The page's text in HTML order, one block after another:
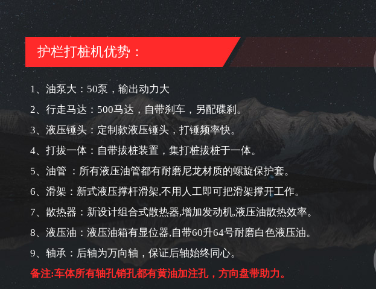
护栏打桩机优势：
1、油泵大：50泵，输出动力大
2、行走马达：500马达，自带刹车，另配碟刹。
3、液压锤头：定制款液压锤头，打锤频率快。
4、打拔一体：自带拔桩装置，集打桩拔桩于一体。
5、油管 ：所有液压油管都有耐磨尼龙材质的螺旋保护套。
6、滑架：新式液压撑杆滑架,不用人工即可把滑架撑开工作。
7、散热器：新设计组合式散热器,增加发动机,液压油散热效率。
8、液压油：液压油箱有显位器,自带60升64号耐磨白色液压油。
9、轴承：后轴为万向轴，保证后轴始终同心。
备注:车体所有轴孔销孔都有黄油加注孔，方向盘带助力。